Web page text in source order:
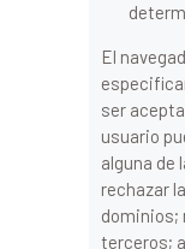
El
ser
usuario
alguna de
rechazar
dominios;
terceros;